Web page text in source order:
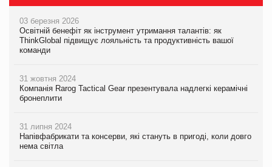
03 березня 2026
Освітній бенефіт як інструмент утримання талантів: як
ThinkGlobal підвищує лояльність та продуктивність вашої
команди
31 жовтня 2024
Компанія Rarog Tactical Gear презентувала надлегкі керамічні
бронеплити
31 липня 2024
Напівфабрикати та консерви, які стануть в пригоді, коли довго
нема світла